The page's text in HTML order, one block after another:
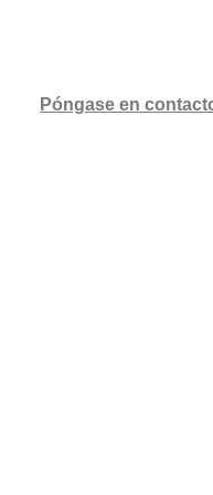
Póngase en